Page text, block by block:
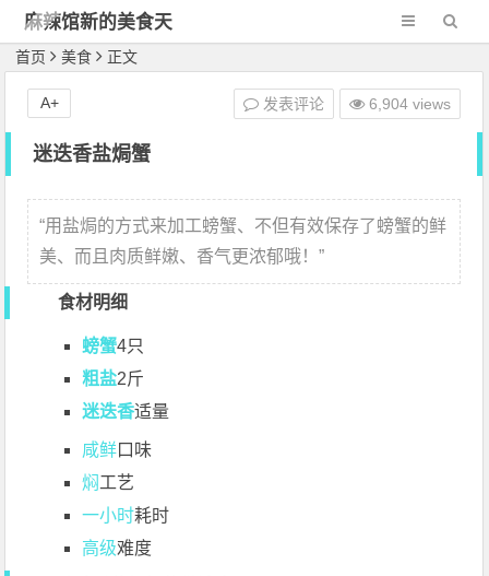
麻辣馆新的美食天
地
首页 美食 正文
迷迭香盐焗蟹
“用盐焗的方式来加工螃蟹、不但有效保存了螃蟹的鲜
美、而且肉质鲜嫩、香气更浓郁哦！”
食材明细
螃蟹4只
粗盐2斤
迷迭香适量
咸鲜口味
焖工艺
一小时耗时
高级难度
发表评论 6,904 views
A+